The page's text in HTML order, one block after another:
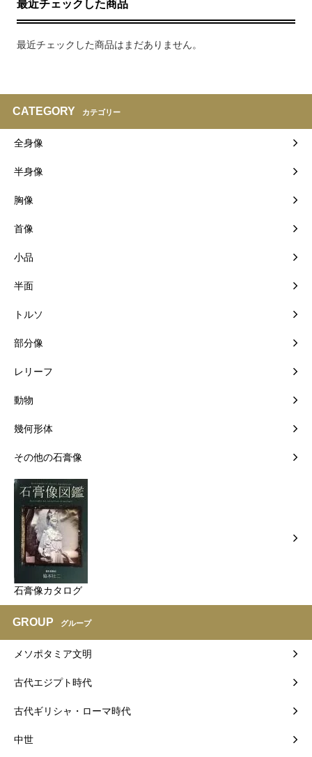
最近チェックした商品
最近チェックした商品はまだありません。
CATEGORY カテゴリー
全身像
半身像
胸像
首像
小品
半面
トルソ
部分像
レリーフ
動物
幾何形体
その他の石膏像
石膏像カタログ
GROUP グループ
メソポタミア文明
古代エジプト時代
古代ギリシャ・ローマ時代
中世